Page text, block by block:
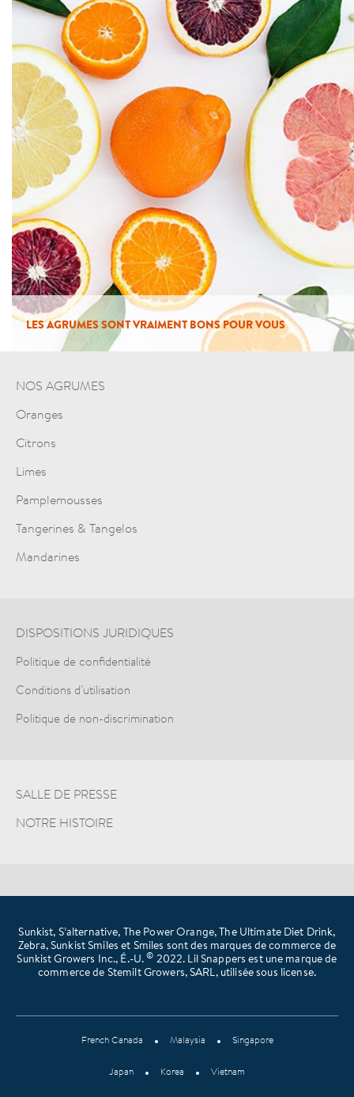
LES AGRUMES SONT VRAIMENT BONS POUR VOUS
NOS AGRUMES
Oranges
Citrons
Limes
Pamplemousses
Tangerines & Tangelos
Mandarines
DISPOSITIONS JURIDIQUES
Politique de confidentialité
Conditions d’utilisation
Politique de non-discrimination
SALLE DE PRESSE
NOTRE HISTOIRE
Sunkist, S’alternative, The Power Orange, The Ultimate Diet Drink,
Zebra, Sunkist Smiles et Smiles sont des marques de commerce de
Sunkist Growers Inc., É.-U.© 2022. Lil Snappers est une marque de
commerce de Stemilt Growers, SARL, utilisée sous license.
French Canada Malaysia Singapore
Japan Korea Vietnam